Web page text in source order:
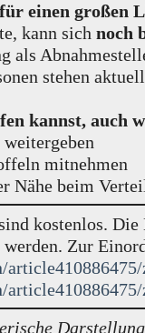
einen großen
kann sich noch
als
stehen
kannst, auch
mitnehmen
Nähe beim
kostenlos.
Zur
Darstellung